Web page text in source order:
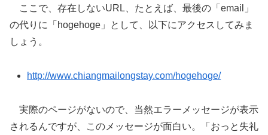
ここで、存在しないURL、たとえば、最後の「email」
の代りに「hogehoge」として、以下にアクセスしてみま
しょう。
http://www.chiangmailongstay.com/hogehoge/
実際のページがないので、当然エラーメッセージが表示
されるんですが、このメッセージが面白い。「おっと失礼